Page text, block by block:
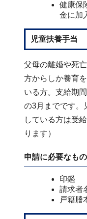
健康保
金に加
児童扶養手当
父母の離婚や死
方からしか養育
いる方。支給期
の3月までです。
している方は受
ります）
申請に必要なもの
印鑑
請求者
戸籍謄